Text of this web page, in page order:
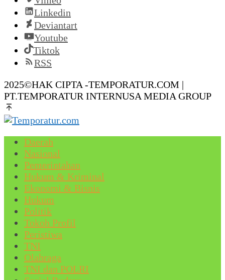
Linkedin
Deviantart
Youtube
Tiktok
RSS
2025©HAK CIPTA -TEMPORATUR.COM |
PT.TEMPORATUR INTERNUSA MEDIA GROUP
Daerah
Nasional
Pemerintahan
Hukum & Kriminal
Ekonomi & Bisnis
Hukum
Politik
Tokoh Profil
Peristiwa
TNI
Olahraga
TNI dan POLRI